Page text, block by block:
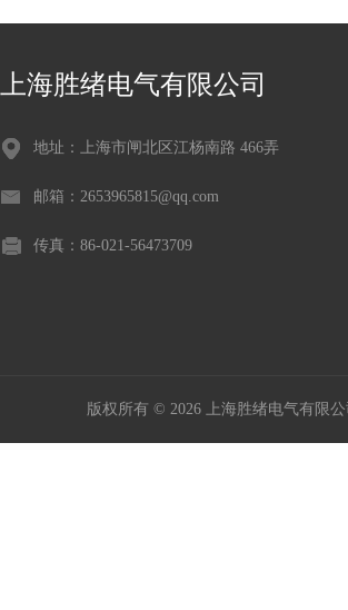
上海胜绪电气有限公司
地址：上海市闸北区江杨南路 466弄
邮箱：2653965815@qq.com
传真：86-021-56473709
版权所有 © 2026 上海胜绪电气有限